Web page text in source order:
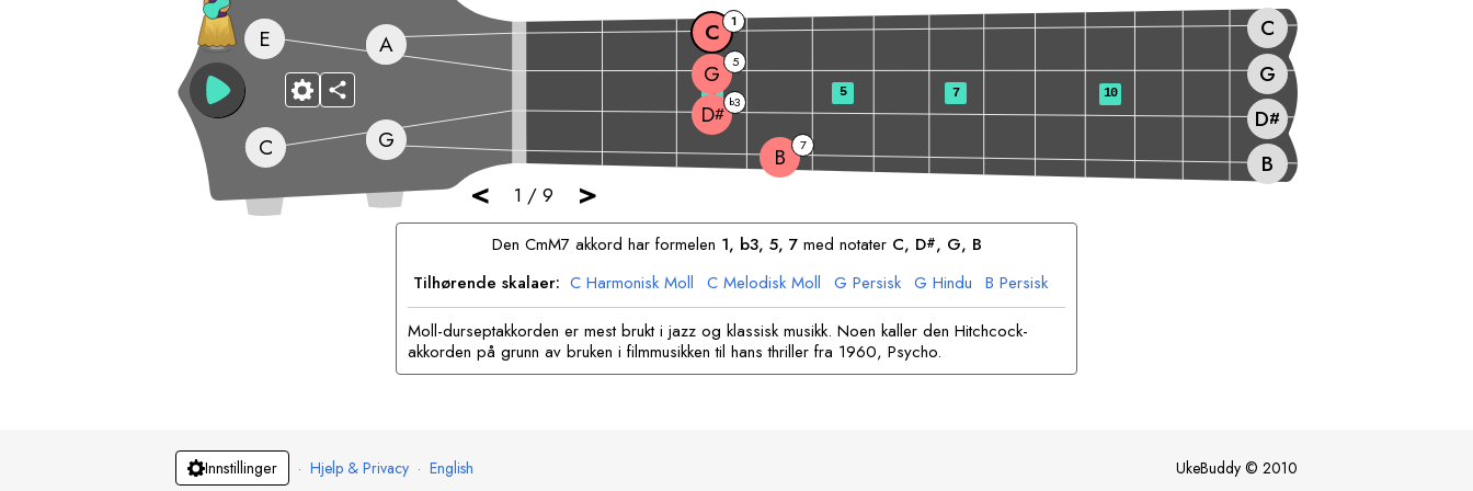
< 1 / 9 >
G
B 7
B
C
D#
b3
D#
E
G
5 G
A C 1 C
3 5 7 10
Den CmM7 akkord har formelen 1, b3, 5, 7med notater C, D#, G, B
Tilhørende skalaer: C Harmonisk Moll C Melodisk Moll G Persisk G Hindu B Persisk
B Jødisk
Moll-durseptakkorden er mest brukt i jazz og klassisk musikk. Noen kaller den Hitchcock-
akkorden på grunn av bruken i filmmusikken til hans thriller fra 1960, Psycho.
Innstillinger · Hjelp & Privacy · English UkeBuddy © 2010